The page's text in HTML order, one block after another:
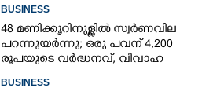
BUSINESS
48 മണിക്കൂറിനുള്ളിൽ സ്വർണവില
പറന്നുയർന്നു; ഒരു പവന് 4,200
രൂപയുടെ വർദ്ധനവ്, വിവാഹ
സീസണിൽ കനത്ത തിരിച്ചടി
BUSINESS